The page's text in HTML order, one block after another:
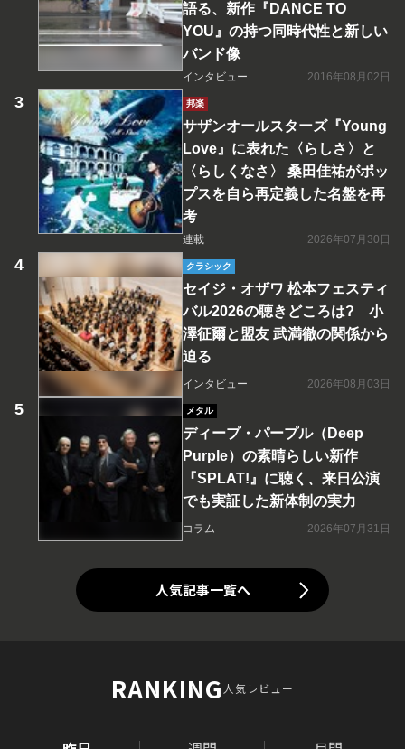
語る、新作『DANCE TO
YOU』の持つ同時代性と新しい
バンド像
インタビュー 2016年08月02日
邦楽
サザンオールスターズ『Young
Love』に表れた〈らしさ〉と
〈らしくなさ〉 桑田佳祐がポッ
プスを自ら再定義した名盤を再
考
連載 2026年07月30日
クラシック
セイジ・オザワ 松本フェスティ
バル2026の聴きどころは? 小
澤征爾と盟友 武満徹の関係から
迫る
インタビュー 2026年08月03日
メタル
ディープ・パープル（Deep
Purple）の素晴らしい新作
『SPLAT!』に聴く、来日公演
でも実証した新体制の実力
コラム 2026年07月31日
人気記事一覧へ
RANKING人気レビュー